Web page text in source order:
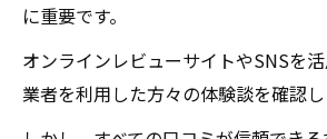
に重要です。
オンラインレビューサイトやSNSを
業者を利用した方々の体験談を確認し